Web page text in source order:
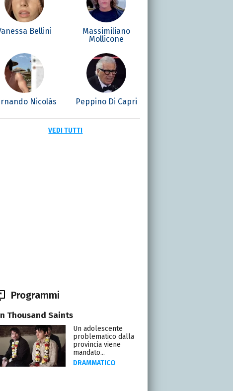
Bellini
Massimiliano
Mollicone
Nicolás Peppino Di Capri
VEDI TUTTI
Programmi
Thousand Saints
Un adolescente
problematico dalla
provincia viene
mandato...
DRAMMATICO